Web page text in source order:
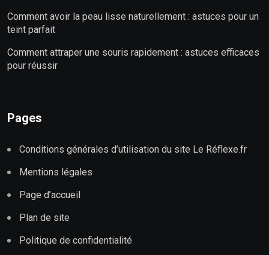
Comment avoir la peau lisse naturellement : astuces pour un
teint parfait
Comment attraper une souris rapidement : astuces efficaces
pour réussir
Pages
Conditions générales d’utilisation du site Le Réflexe.fr
Mentions légales
Page d’accueil
Plan de site
Politique de confidentialité